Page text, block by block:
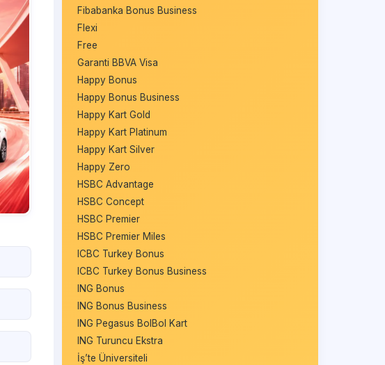
Fibabanka Bonus Business
Flexi
Free
Garanti BBVA Visa
Happy Bonus
Happy Bonus Business
Happy Kart Gold
Happy Kart Platinum
Happy Kart Silver
Happy Zero
HSBC Advantage
HSBC Concept
HSBC Premier
HSBC Premier Miles
ICBC Turkey Bonus
ICBC Turkey Bonus Business
ING Bonus
ING Bonus Business
ING Pegasus BolBol Kart
ING Turuncu Ekstra
İş’te Üniversiteli